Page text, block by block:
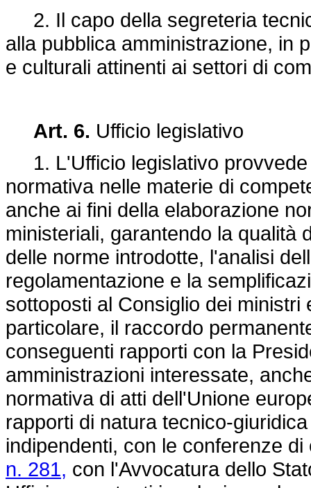
2. Il capo della segreteria
alla pubblica amministrazione, in
e culturali attinenti ai settori di
Art. 6. Ufficio legislativo
1. L'Ufficio legislativo provvede
normativa nelle materie di
anche ai fini della elaborazione
ministeriali, garantendo la qualità
delle norme introdotte, l'analisi
regolamentazione e la
sottoposti al Consiglio dei
particolare, il raccordo
conseguenti rapporti con la
amministrazioni interessate,
normativa di atti dell'Unione
rapporti di natura tecnico-
indipendenti, con le conferenze
n. 281, con l'Avvocatura dello